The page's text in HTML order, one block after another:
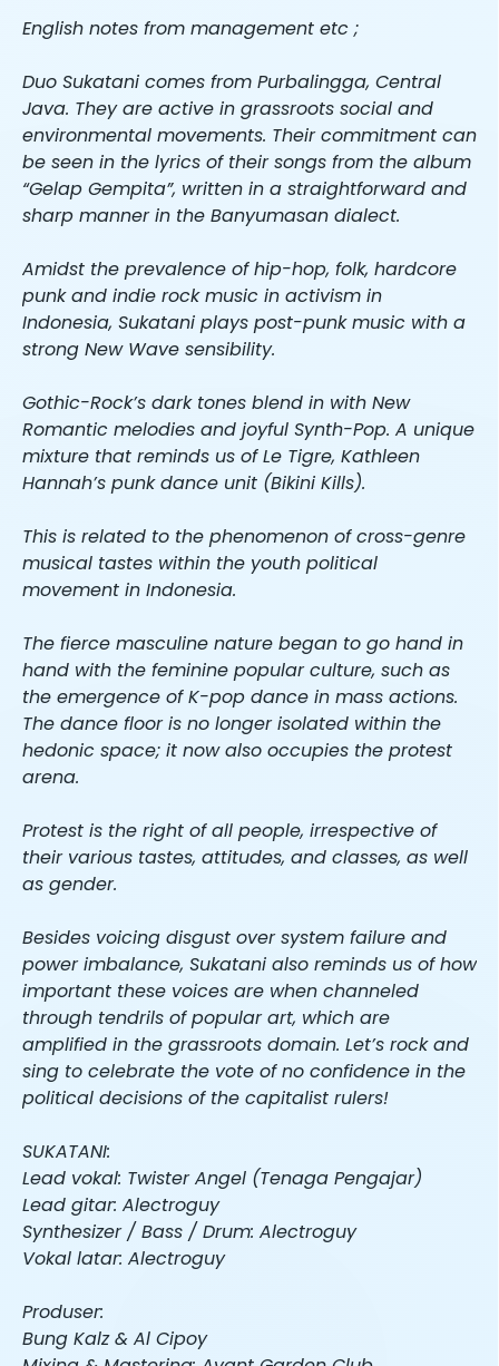
English notes from management etc ;
Duo Sukatani comes from Purbalingga, Central
Java. They are active in grassroots social and
environmental movements. Their commitment can
be seen in the lyrics of their songs from the album
“Gelap Gempita”, written in a straightforward and
sharp manner in the Banyumasan dialect.
Amidst the prevalence of hip-hop, folk, hardcore
punk and indie rock music in activism in
Indonesia, Sukatani plays post-punk music with a
strong New Wave sensibility.
Gothic-Rock’s dark tones blend in with New
Romantic melodies and joyful Synth-Pop. A unique
mixture that reminds us of Le Tigre, Kathleen
Hannah’s punk dance unit (Bikini Kills).
This is related to the phenomenon of cross-genre
musical tastes within the youth political
movement in Indonesia.
The fierce masculine nature began to go hand in
hand with the feminine popular culture, such as
the emergence of K-pop dance in mass actions.
The dance floor is no longer isolated within the
hedonic space; it now also occupies the protest
arena.
Protest is the right of all people, irrespective of
their various tastes, attitudes, and classes, as well
as gender.
Besides voicing disgust over system failure and
power imbalance, Sukatani also reminds us of how
important these voices are when channeled
through tendrils of popular art, which are
amplified in the grassroots domain. Let’s rock and
sing to celebrate the vote of no confidence in the
political decisions of the capitalist rulers!
SUKATANI:
Lead vokal: Twister Angel (Tenaga Pengajar)
Lead gitar: Alectroguy
Synthesizer / Bass / Drum: Alectroguy
Vokal latar: Alectroguy
Produser:
Bung Kalz & Al Cipoy